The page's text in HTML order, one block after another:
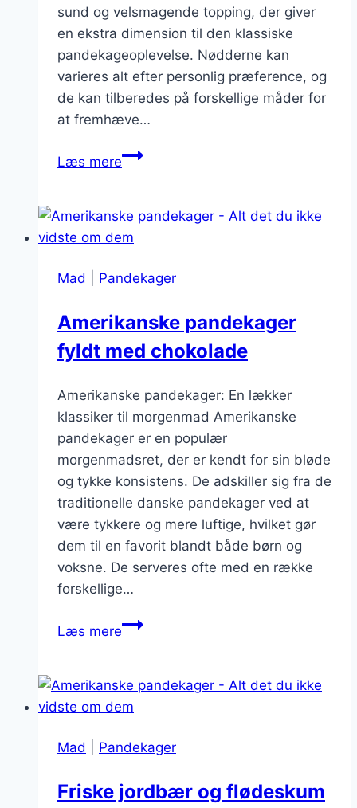
sund og velsmagende topping, der giver
en ekstra dimension til den klassiske
pandekageoplevelse. Nødderne kan
varieres alt efter personlig præference, og
de kan tilberedes på forskellige måder for
at fremhæve…
Læs mereRistede
pandekagerne
Mad Pandekager
Amerikanske pandekager
fyldt med chokolade
Amerikanske pandekager: En lækker
klassiker til morgenmad Amerikanske
pandekager er en populær
morgenmadsret, der er kendt for sin bløde
og tykke konsistens. De adskiller sig fra de
traditionelle danske pandekager ved at
være tykkere og mere luftige, hvilket gør
dem til en favorit blandt både børn og
voksne. De serveres ofte med en række
forskellige…
Læs mereAmerikanske
med
chokolade
Mad Pandekager
Friske jordbær og flødeskum